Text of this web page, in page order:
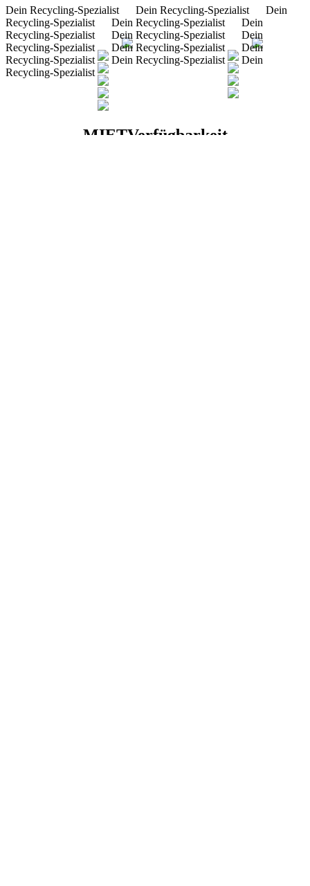
Dein Recycling-Spezialist Dein Recycling-Spezialist
Dein
Recycling-Spezialist
Dein Recycling-Spezialist
Dein
Recycling-Spezialist
Dein Recycling-Spezialist
Dein
Recycling-Spezialist
Dein Recycling-Spezialist
Dein
Recycling-Spezialist
Dein Recycling-Spezialist
Dein
Recycling-Spezialist
MIETVerfügbarkeit